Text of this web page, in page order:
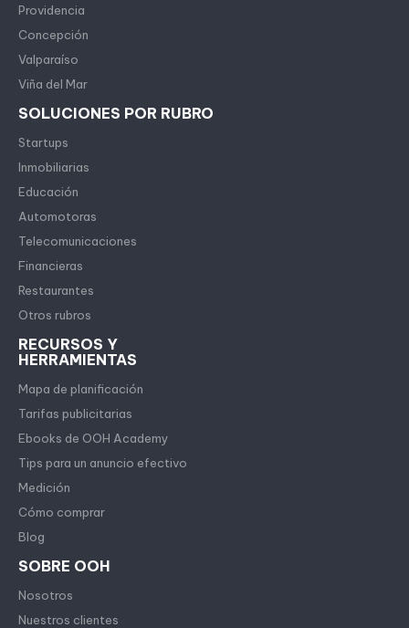
Providencia
Concepción
Valparaíso
Viña del Mar
SOLUCIONES POR RUBRO
Startups
Inmobiliarias
Educación
Automotoras
Telecomunicaciones
Financieras
Restaurantes
Otros rubros
RECURSOS Y
HERRAMIENTAS
Mapa de planificación
Tarifas publicitarias
Ebooks de OOH Academy
Tips para un anuncio efectivo
Medición
Cómo comprar
Blog
SOBRE OOH
Nosotros
Nuestros clientes